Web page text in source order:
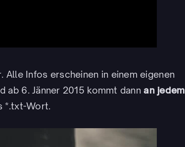
Alle Infos erscheinen in einem eigenen
ab 6. Jänner 2015 kommt dannan jedem
*.txt-Wort.